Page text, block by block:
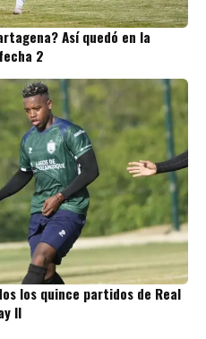
Así quedó en la
2
los quince partidos de Real
II